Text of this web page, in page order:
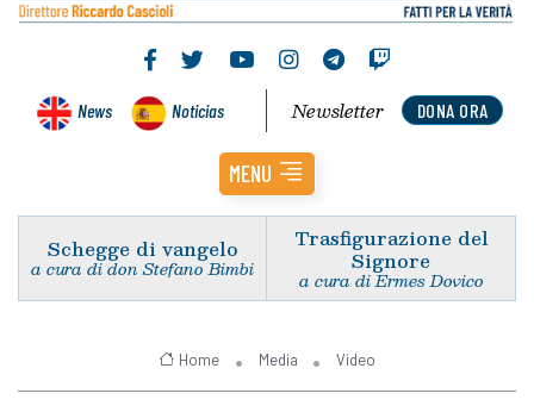
News Noticias DONA ORA
Newsletter
MENU
Schegge di vangelo
a cura di don Stefano Bimbi
Trasfigurazione del
Signore
a cura di Ermes Dovico
Home Media Video